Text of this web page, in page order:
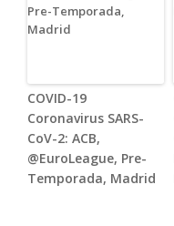
COVID-19
Coronavirus SARS-
CoV-2: ACB,
@EuroLeague, Pre-
Temporada, Madrid